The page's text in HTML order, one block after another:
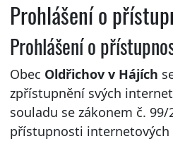
Prohlášení o
Prohlášení o
Obec Oldřichov v Hájích
zpřístupnění svých
souladu se zákonem č. 99/
přístupnosti